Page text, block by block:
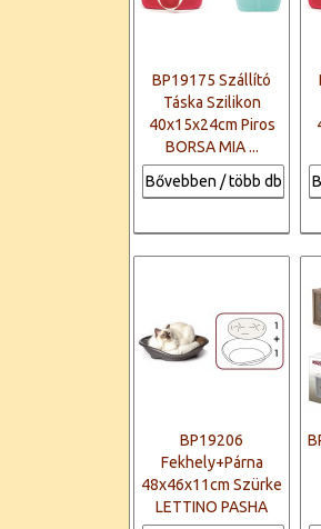
BP19175 Szállító
Táska Szilikon
40x15x24cm Piros
BORSA MIA ...
Bővebben / több db
BP19206
Fekhely+Párna
48x46x11cm Szürke
LETTINO PASHA